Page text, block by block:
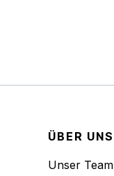
ÜBER UNS
Unser Team